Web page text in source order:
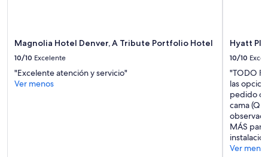
Magnolia Hotel Denver, A Tribute Portfolio Hotel
10/10 Excelente
"Excelente atención y servicio"
Ver menos
Hyatt
10/10
"TODO
las
pedido
cama
MÁS
Ver